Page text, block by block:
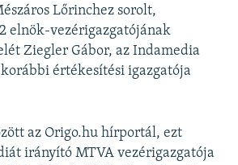
Lőrinchez sorolt,
elnök-vezérigazgatójának
Ziegler Gábor, az Indamedia
értékesítési igazgatója
az Origo.hu hírportál, ezt
irányító MTVA vezérigazgatója